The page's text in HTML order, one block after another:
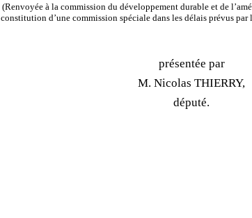
(Renvoyée à la commission du développement durable et de
constitution d’une commission spéciale dans les délais prévus
présentée par
M. Nicolas THIERRY,
député.